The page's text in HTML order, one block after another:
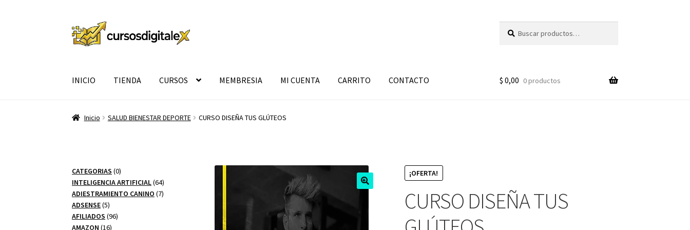
Ir
a
Ir
al
por:
INICIO TIENDA CURSOS MEMBRESIA MI CUENTA CARRITO CONTACTO $ 0,00 0 productos
Inicio SALUD BIENESTAR DEPORTE CURSO DISEÑA TUS GLÚTEOS
¡OFERTA!
CURSO DISEÑA TUS
CATEGORIAS 00
productos
INTELIGENCIA ARTIFICIAL 6464
productos
ADIESTRAMIENTO CANINO 77
ADSENSE 55
productos
AFILIADOS 9696
AMAZON 1616